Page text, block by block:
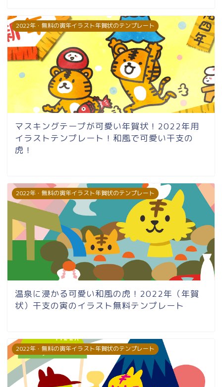
2022年・無料の寅年イラスト年賀状のテンプレート
マスキングテープが可愛い年賀状！2022年用
イラストテンプレート！和風で可愛い干支の
虎！
2022年・無料の寅年イラスト年賀状のテンプレート
温泉に浸かる可愛い和風の虎！2022年（年賀
状）干支の寅のイラスト無料テンプレート
2022年・無料の寅年イラスト年賀状のテンプレート